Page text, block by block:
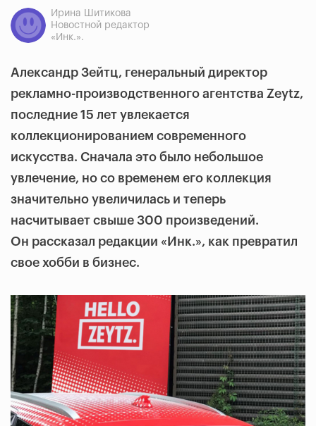
Ирина Шитикова
Новостной редактор
«Инк.».
Александр Зейтц, генеральный директор
рекламно-производственного агентства Zeytz,
последние 15 лет увлекается
коллекционированием современного
искусства. Сначала это было небольшое
увлечение, но со временем его коллекция
значительно увеличилась и теперь
насчитывает свыше 300 произведений.
Он рассказал редакции «Инк.», как превратил
свое хобби в бизнес.